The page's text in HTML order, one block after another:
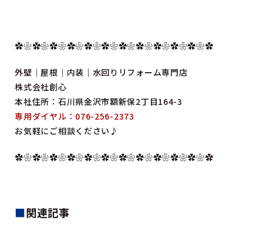
✿❀✿❀✿❀✿❀✿❀✿❀✿❀✿❀✿❀✿❀✿❀✿
外壁｜屋根｜内装｜水回りリフォーム専門店
株式会社創心
本社住所：石川県金沢市額新保2丁目164-3
専用ダイヤル：076-256-2373
お気軽にご相談ください♪
✿❀✿❀✿❀✿❀✿❀✿❀✿❀✿❀✿❀✿❀✿❀✿
■関連記事